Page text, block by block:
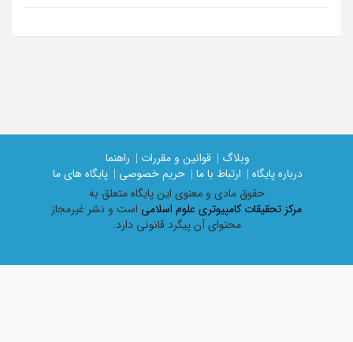
وبلاگ | قوانین و مقررات |
راهنما
درباره پایگاه |
ارتباط با ما | حریم خصوصی |
پایگاه های ما
حقوق مادی و معنوی اين پايگاه متعلق به
مرکز تحقیقات کامپیوتری علوم اسلامی است و نشر غیرمجاز
محتوای آن پیگرد قانونی دارد.